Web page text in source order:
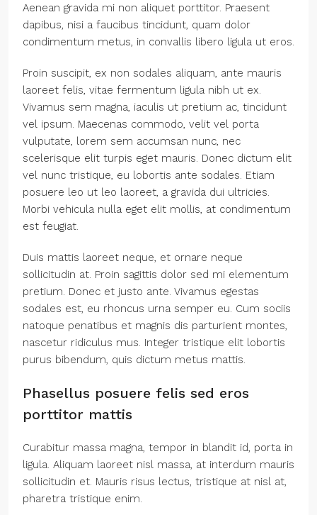
Aenean gravida mi non aliquet porttitor. Praesent
dapibus, nisi a faucibus tincidunt, quam dolor
condimentum metus, in convallis libero ligula ut eros.
Proin suscipit, ex non sodales aliquam, ante mauris
laoreet felis, vitae fermentum ligula nibh ut ex.
Vivamus sem magna, iaculis ut pretium ac, tincidunt
vel ipsum. Maecenas commodo, velit vel porta
vulputate, lorem sem accumsan nunc, nec
scelerisque elit turpis eget mauris. Donec dictum elit
vel nunc tristique, eu lobortis ante sodales. Etiam
posuere leo ut leo laoreet, a gravida dui ultricies.
Morbi vehicula nulla eget elit mollis, at condimentum
est feugiat.
Duis mattis laoreet neque, et ornare neque
sollicitudin at. Proin sagittis dolor sed mi elementum
pretium. Donec et justo ante. Vivamus egestas
sodales est, eu rhoncus urna semper eu. Cum sociis
natoque penatibus et magnis dis parturient montes,
nascetur ridiculus mus. Integer tristique elit lobortis
purus bibendum, quis dictum metus mattis.
Phasellus posuere felis sed eros
porttitor mattis
Curabitur massa magna, tempor in blandit id, porta in
ligula. Aliquam laoreet nisl massa, at interdum mauris
sollicitudin et. Mauris risus lectus, tristique at nisl at,
pharetra tristique enim.